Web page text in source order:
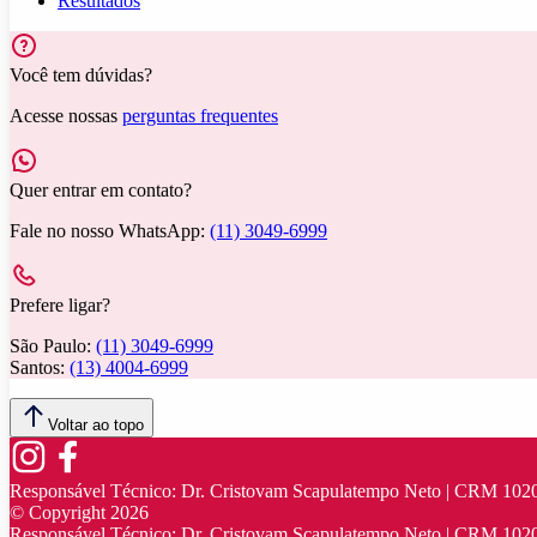
Você tem dúvidas?
Acesse nossas perguntas frequentes
Quer entrar em contato?
Fale no nosso WhatsApp: (11) 3049-6999
Prefere ligar?
São Paulo: (11) 3049-6999
Santos: (13) 4004-6999
Voltar ao topo
Responsável Técnico: Dr. Cristovam Scapulatempo Neto | CRM
© Copyright 2026